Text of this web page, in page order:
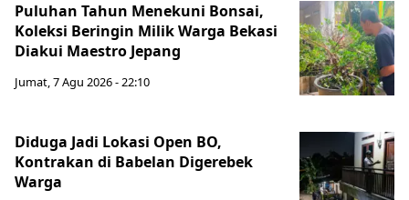
Puluhan Tahun Menekuni Bonsai,
Koleksi Beringin Milik Warga Bekasi
Diakui Maestro Jepang
Jumat, 7 Agu 2026 - 22:10
Diduga Jadi Lokasi Open BO,
Kontrakan di Babelan Digerebek
Warga